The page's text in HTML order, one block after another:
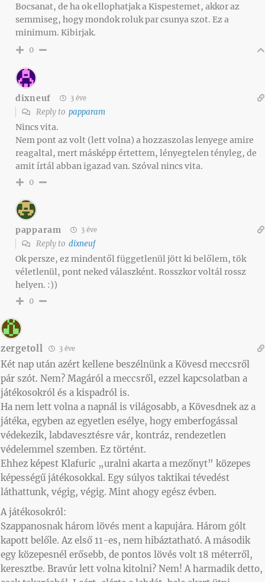
Bocsanat, de ha ok ellophatjak a Kispestemet, akkor az
semmiseg, hogy mondok roluk par csunya szot. Ez a
minimum. Kibirjak.
0
dixneuf 3 éve
Reply to papparam
Nincs vita.
Nem pont az volt (lett volna) a hozzaszolas lenyege amire
reagaltal, mert másképp értettem, lényegtelen tényleg, de
amit írtál abban igazad van. Szóval nincs vita.
0
papparam 3 éve
Reply to dixneuf
Ok persze, ez mindentől függetlenül jött ki belőlem, tök
véletlenül, pont neked válaszként. Rosszkor voltál rossz
helyen. :))
0
zergetoll 3 éve
Két nap után azért kellene beszélnünk a Kövesd meccsről
pár szót. Nem? Magáról a meccsről, ezzel kapcsolatban a
játékosokról és a kispadról is.
Ha nem lett volna a napnál is világosabb, a Kövesdnek az a
játéka, egyben az egyetlen esélye, hogy emberfogással
védekezik, labdavesztésre vár, kontráz, rendezetlen
védelemmel szemben. Ez történt.
Ehhez képest Klafuric „uralni akarta a mezőnyt” közepes
képességű játékosokkal. Egy súlyos taktikai tévedést
láthattunk, végig, végig. Mint ahogy egész évben.
A játékosokról:
Szappanosnak három lövés ment a kapujára. Három gólt
kapott belőle. Az első 11-es, nem hibáztatható. A második
egy közepesnél erősebb, de pontos lövés volt 18 méterről,
keresztbe. Bravúr lett volna kitolni? Nem! A harmadik detto,